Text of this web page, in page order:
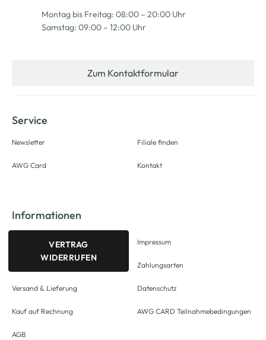
Montag bis Freitag: 08:00 – 20:00 Uhr
Samstag: 09:00 – 12:00 Uhr
Zum Kontaktformular
Service
Newsletter
AWG Card
Filiale finden
Kontakt
Informationen
VERTRAG
WIDERRUFEN
Versand & Lieferung
Kauf auf Rechnung
AGB
Impressum
Zahlungsarten
Datenschutz
AWG CARD Teilnahmebedingungen